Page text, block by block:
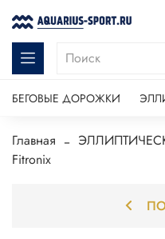
БЕГОВЫЕ ДОРОЖКИ
Главная
Fitronix